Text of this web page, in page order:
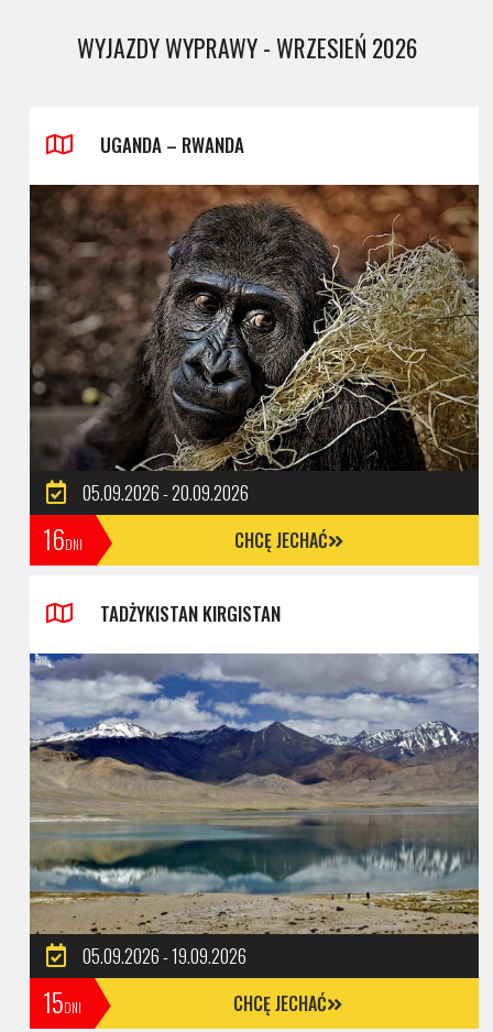
WYJAZDY WYPRAWY - WRZESIEŃ 2026
UGANDA – RWANDA
05.09.2026 - 20.09.2026
16DNI CHCĘ JECHAĆ
TADŻYKISTAN KIRGISTAN
05.09.2026 - 19.09.2026
15DNI CHCĘ JECHAĆ